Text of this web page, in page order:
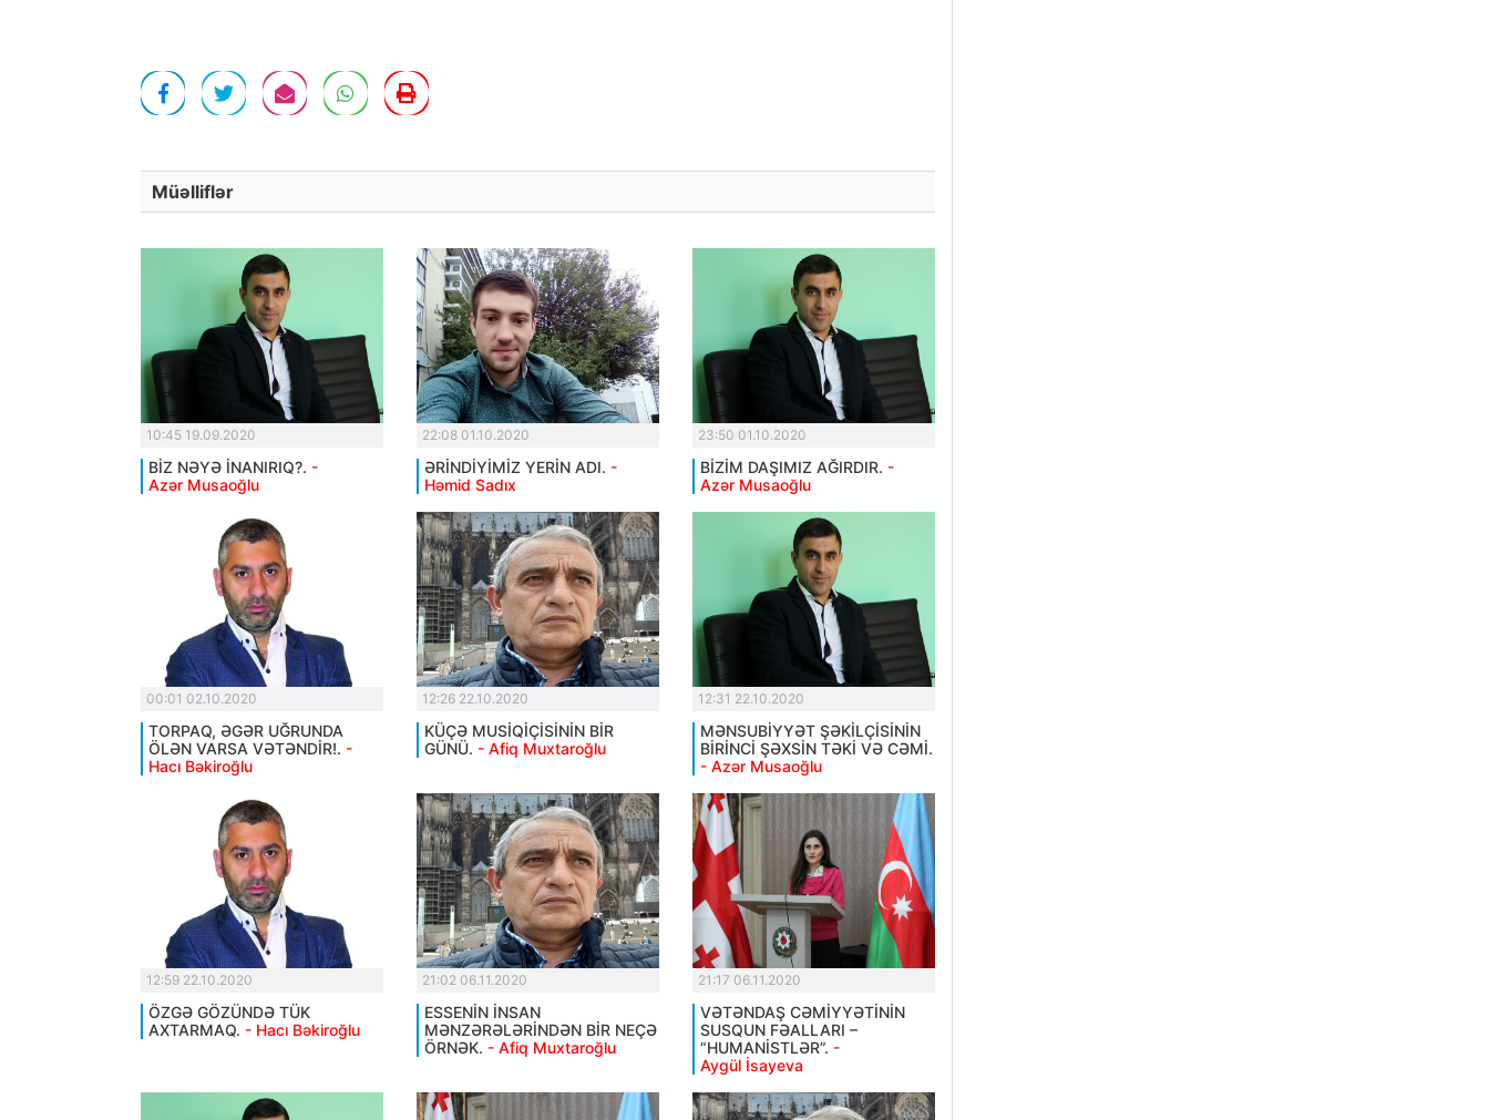
Müəlliflər
10:45 19.09.2020
BİZ NƏYƏ İNANIRIQ?. -
Azər Musaoğlu
22:08 01.10.2020
ƏRİNDİYİMİZ YERİN ADI. -
Həmid Sadıx
23:50 01.10.2020
BİZİM DAŞIMIZ AĞIRDIR. -
Azər Musaoğlu
00:01 02.10.2020
TORPAQ, ƏGƏR UĞRUNDA
ÖLƏN VARSA VƏTƏNDİR!. -
Hacı Bəkiroğlu
12:26 22.10.2020
KÜÇƏ MUSİQİÇİSİNİN BİR
GÜNÜ. - Afiq Muxtaroğlu
12:31 22.10.2020
MƏNSUBİYYƏT ŞƏKİLÇİSİNİN
BİRİNCİ ŞƏXSİN TƏKİ VƏ CƏMİ.
- Azər Musaoğlu
12:59 22.10.2020
ÖZGƏ GÖZÜNDƏ TÜK
AXTARMAQ. - Hacı Bəkiroğlu
21:02 06.11.2020
ESSENİN İNSAN
MƏNZƏRƏLƏRİNDƏN BİR NEÇƏ
ÖRNƏK. - Afiq Muxtaroğlu
21:17 06.11.2020
VƏTƏNDAŞ CƏMİYYƏTİNİN
SUSQUN FƏALLARI –
“HUMANİSTLƏR”. -
Aygül İsayeva